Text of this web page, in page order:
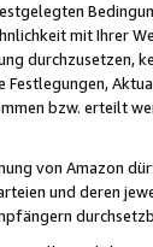
mit Ihrer
durchzusetzen,
bzw. erteilt
von Amazon
und deren